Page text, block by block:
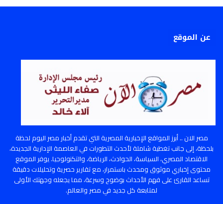
عن الموقع
مصر الان .. أبرز المواقع الإخبارية المصرية التي تقدم أخبار مصر اليوم لحظة
بلحظة، إلى جانب تغطية شاملة لأحدث التطورات في العاصمة الإدارية الجديدة،
الاقتصاد المصري، السياسة، الحوادث، الرياضة، والتكنولوجيا. يوفر الموقع
محتوى إخباري موثوق ومحدث باستمرار، مع تقارير حصرية وتحليلات دقيقة
تساعد القارئ على فهم الأحداث بوضوح وسرعة، مما يجعله وجهتك الأولى
لمتابعة كل جديد في مصر والعالم.